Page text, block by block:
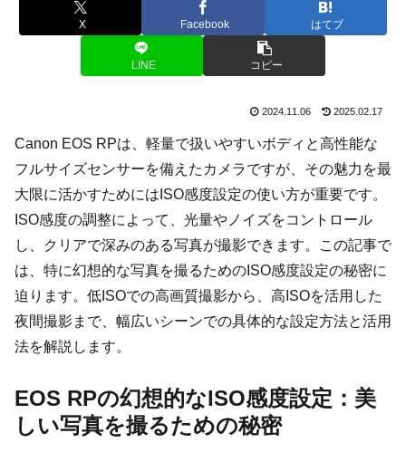
X Facebook はてブ
LINE コピー
2024.11.06 2025.02.17
Canon EOS RPは、軽量で扱いやすいボディと高性能な
フルサイズセンサーを備えたカメラですが、その魅力を最
大限に活かすためにはISO感度設定の使い方が重要です。
ISO感度の調整によって、光量やノイズをコントロール
し、クリアで深みのある写真が撮影できます。この記事で
は、特に幻想的な写真を撮るためのISO感度設定の秘密に
迫ります。低ISOでの高画質撮影から、高ISOを活用した
夜間撮影まで、幅広いシーンでの具体的な設定方法と活用
法を解説します。
EOS RPの幻想的なISO感度設定：美
しい写真を撮るための秘密